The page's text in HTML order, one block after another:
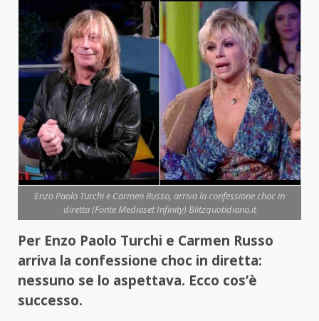
Enzo Paolo Turchi e Carmen Russo, arriva la confessione choc in
diretta (Fonte Mediaset Infinity) Blitzquotidiano.it
Per Enzo Paolo Turchi e Carmen Russo
arriva la confessione choc in diretta:
nessuno se lo aspettava. Ecco cos’è
successo.